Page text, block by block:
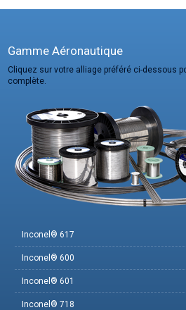
Gamme Aéronautique
Cliquez sur votre alliage préféré ci-dessous
complète.
Inconel® 617
Inconel® 600
Inconel® 601
Inconel® 718